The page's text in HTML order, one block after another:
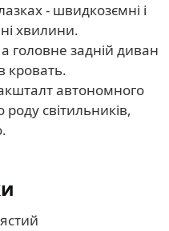
- швидкозємні і
хвилини.
головне задній диван
кровать.
автономного
роду світильників,